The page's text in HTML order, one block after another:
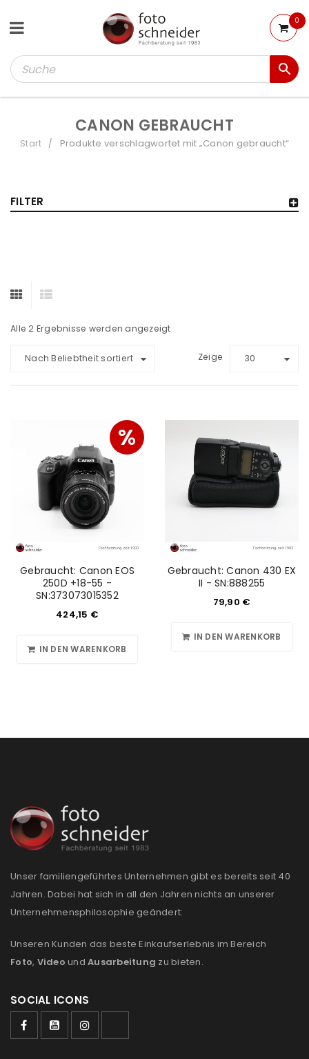
ANMELDEN
0
CANON GEBRAUCHT
Start / Produkte verschlagwortet mit „Canon gebraucht“
FILTER
Alle 2 Ergebnisse werden angezeigt
Nach Beliebtheit sortiert Zeige 30
%
Gebraucht: Canon EOS
250D +18-55 -
SN:373073015352
424,15 €
IN DEN WARENKORB
Gebraucht: Canon 430 EX
II - SN:888255
79,90 €
IN DEN WARENKORB
Unser familiengeführtes Unternehmen gibt es bereits seit 40
Jahren. Dabei hat sich in all den Jahren nichts an unserer
Unternehmensphilosophie geändert:
Unseren Kunden das beste Einkaufserlebnis im Bereich
Foto, Video und Ausarbeitung zu bieten.
SOCIAL ICONS